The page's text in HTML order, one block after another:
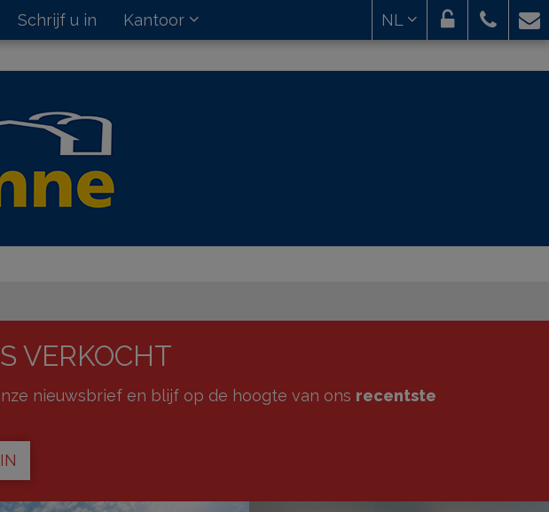
Schrijf u in Kantoor NL
VERKOCHT
nieuwsbrief en blijf op de hoogte van ons recentste